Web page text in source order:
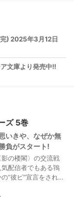
) 2025年3月12日
文庫より発売中!!
ズ 5巻
いきや、なぜか無
負がスタート!
の楼閣〉の交流戦
配信者でもある鴇
“彼ピ”宣言をされて
が好きなのは彩禍